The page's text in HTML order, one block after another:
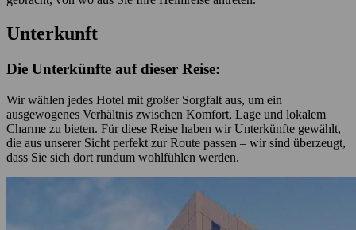
Unterkunft
Die Unterkünfte auf dieser Reise:
Wir wählen jedes Hotel mit großer Sorgfalt aus, um ein
ausgewogenes Verhältnis zwischen Komfort, Lage und lokalem
Charme zu bieten. Für diese Reise haben wir Unterkünfte gewählt,
die aus unserer Sicht perfekt zur Route passen – wir sind überzeugt,
dass Sie sich dort rundum wohlfühlen werden.